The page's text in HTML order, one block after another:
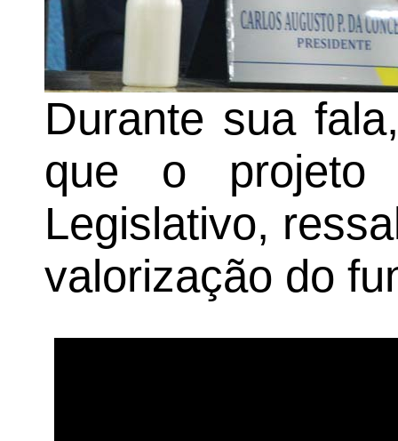
Durante sua
que o projeto
Legislativo,
valorização do